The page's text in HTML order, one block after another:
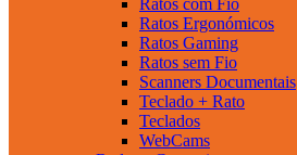
Ratos Ergonómicos
Ratos Gaming
Ratos sem Fio
Scanners Documentais
Teclado + Rato
Teclados
WebCams